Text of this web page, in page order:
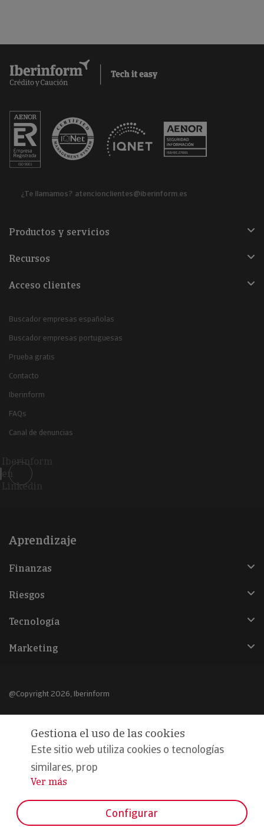
¿Te llamamos? atencionclientes@iberinform.es
Productos y servicios
Recursos
Acceso clientes
Buscador empresas españolas
Buscador empresas portuguesas
Prueba gratis
Contacto
Iberinform
FAQs
Canal de denuncias
Iberinform
en
Linkedin
Aprendizaje
Finanzas
Riesgos
Tecnología
Marketing
@Copyright 2026, Iberinform
Declaración de privacidad
Compromiso calidad y seguridad
Formamos parte de:
Gestiona el uso de las cookies
Este sitio web utiliza cookies o tecnologías
similares, prop
...
Ver más
Configurar